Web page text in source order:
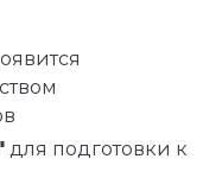
для подготовки к